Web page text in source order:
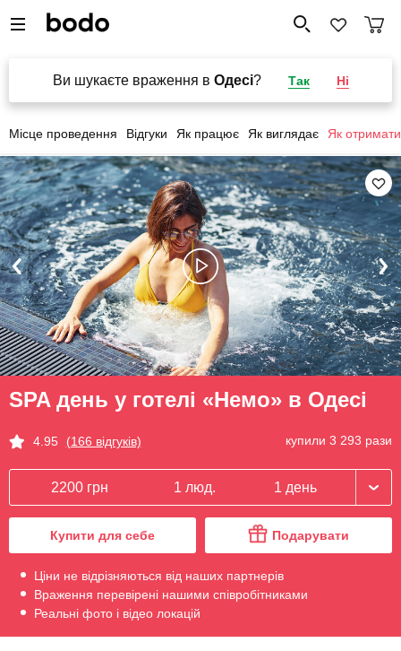
Ви шукаєте враження в Одесі? Так Ні
Місце проведення Відгуки Як працює Як виглядає Як отримати
SPA день у готелі «Немо» в Одесі
4.95 (166 відгуків) купили 3 293 рази
2200 грн 1 люд. 1 день
Купити для себе Подарувати
Ціни не відрізняються від наших партнерів
Враження перевірені нашими співробітниками
Реальні фото і відео локацій